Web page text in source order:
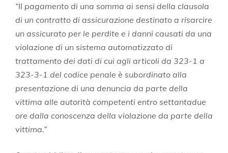
“Il pagamento di una somma ai sensi della clausola
di un contratto di assicurazione destinato a risarcire
un assicurato per le perdite e i danni causati da una
violazione di un sistema automatizzato di
trattamento dei dati di cui agli articoli da 323-1 a
323-3-1 del codice penale è subordinato alla
presentazione di una denuncia da parte della
vittima alle autorità competenti entro settantadue
ore dalla conoscenza della violazione da parte della
vittima.”